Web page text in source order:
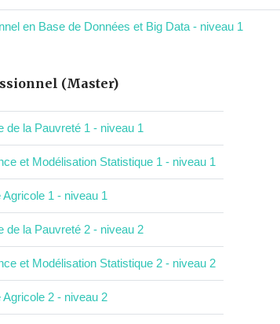
en Base de Données et Big Data - niveau 1
(Master)
de la Pauvreté 1 - niveau 1
et Modélisation Statistique 1 - niveau 1
1 - niveau 1
de la Pauvreté 2 - niveau 2
et Modélisation Statistique 2 - niveau 2
2 - niveau 2